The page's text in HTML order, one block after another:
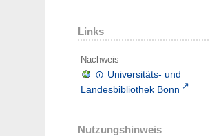
Links
Nachweis
Universitäts- und
Landesbibliothek Bonn
Nutzungshinweis